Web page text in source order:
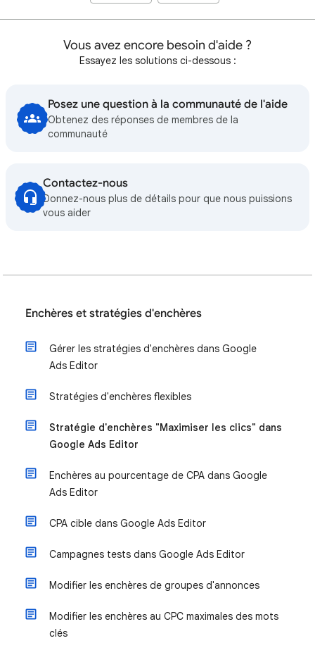
Vous avez encore besoin d'aide ?
Essayez les solutions ci-dessous :
Posez une question à la communauté de l'aide
Obtenez des réponses de membres de la
communauté
Contactez-nous
Donnez-nous plus de détails pour que nous puissions
vous aider
Enchères et stratégies d'enchères
Gérer les stratégies d'enchères dans Google
Ads Editor
Stratégies d'enchères flexibles
Stratégie d'enchères "Maximiser les clics" dans
Google Ads Editor
Enchères au pourcentage de CPA dans Google
Ads Editor
CPA cible dans Google Ads Editor
Campagnes tests dans Google Ads Editor
Modifier les enchères de groupes d'annonces
Modifier les enchères au CPC maximales des mots
clés